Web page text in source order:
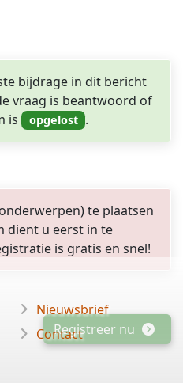
bijdrage in dit bericht
vraag is beantwoord of
is
.
te plaatsen
dient u eerst in te
is gratis en snel!
Registreer nu
Nieuwsbrief
Contact